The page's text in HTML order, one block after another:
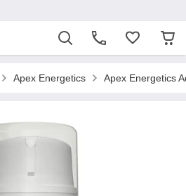
Apex Energetics Apex Energetics